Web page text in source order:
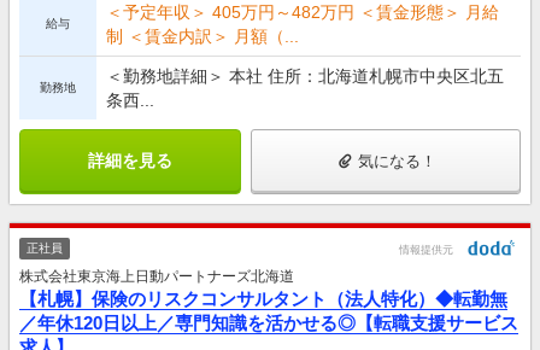
給与
＜予定年収＞ 405万円～482万円 ＜賃金形態＞ 月給
制 ＜賃金内訳＞ 月額（...
勤務地
＜勤務地詳細＞ 本社 住所：北海道札幌市中央区北五
条西...
詳細を見る 気になる！
正社員 情報提供元
株式会社東京海上日動パートナーズ北海道
【札幌】保険のリスクコンサルタント（法人特化）◆転勤無
／年休120日以上／専門知識を活かせる◎【転職支援サービス